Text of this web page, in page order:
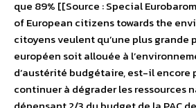
que 89% [[Source : Special
of European citizens towards the
citoyens veulent qu’une plus grande
européen soit allouée à
d’austérité budgétaire, est-il encore
continuer à dégrader les ressources